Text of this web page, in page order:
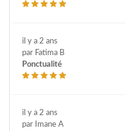
il y a 2 ans
par Fatima B
Ponctualité
il y a 2 ans
par Imane A